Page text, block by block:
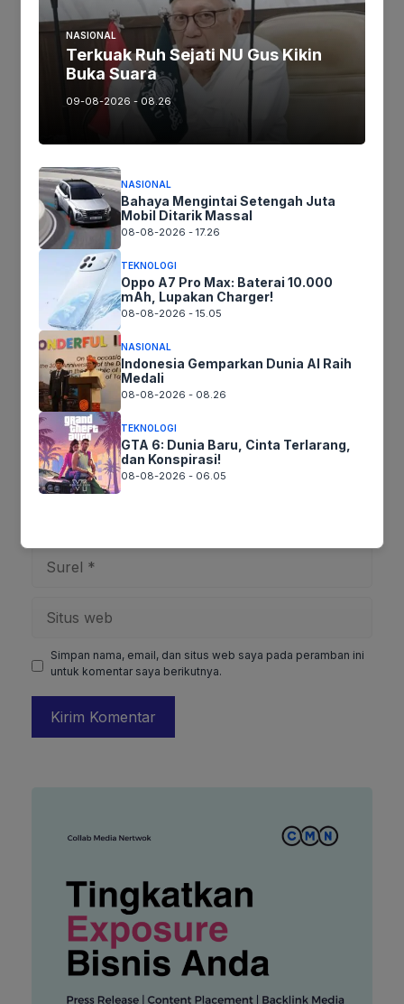
Jika keberatan atau harus diedit baik
Artikel maupun foto SilahkanLaporkan!
Terima Kasih
Ikuti kami :
Tinggalkan komentar
Komentar
web
Simpan nama, email, dan situs web saya pada peramban ini
untuk komentar saya berikutnya.
NASIONAL
Terkuak Ruh Sejati NU Gus Kikin
Buka Suara
09-08-2026 - 08.26
NASIONAL
Bahaya Mengintai Setengah Juta
Mobil Ditarik Massal
08-08-2026 - 17.26
TEKNOLOGI
Oppo A7 Pro Max: Baterai 10.000
mAh, Lupakan Charger!
08-08-2026 - 15.05
NASIONAL
Indonesia Gemparkan Dunia AI Raih
Medali
08-08-2026 - 08.26
TEKNOLOGI
GTA 6: Dunia Baru, Cinta Terlarang,
dan Konspirasi!
08-08-2026 - 06.05